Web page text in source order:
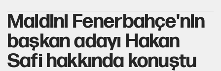
Maldini Fenerbahçe'nin
başkan adayı Hakan
Safi hakkında konuştu